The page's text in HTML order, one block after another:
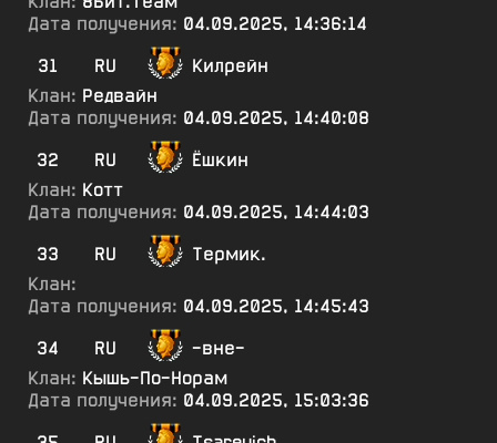
Дата получения: 04.09.2025, 14:36:14
31
RU
Килрейн
Клан: Редвайн
Дата получения: 04.09.2025, 14:40:08
32
RU
Ёшкин
Клан: Котт
Дата получения: 04.09.2025, 14:44:03
33
RU
Термик.
Клан:
Дата получения: 04.09.2025, 14:45:43
34
RU
-вне-
Клан: Кышь-По-Норам
Дата получения: 04.09.2025, 15:03:36